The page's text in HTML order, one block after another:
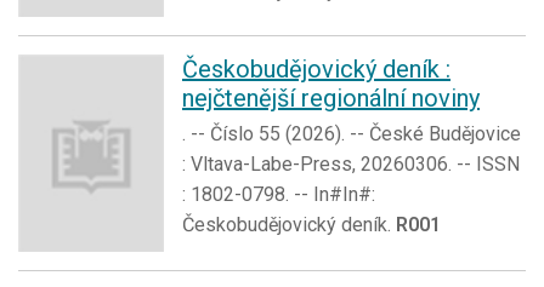
Českobudějovický deník :
nejčtenější regionální noviny
. -- Číslo 55 (2026). -- České Budějovice
: Vltava-Labe-Press, 20260306. -- ISSN
: 1802-0798. -- In#In#:
Českobudějovický deník. R001